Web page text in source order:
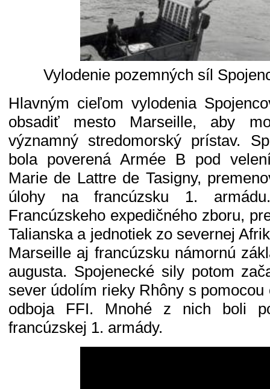
Vylodenie pozemných síl
Hlavným cieľom vylodenia
obsadiť mesto Marseille, aby
významný stredomorský prístav.
bola poverená Armée B pod
Marie de Lattre de Tasigny,
úlohy na francúzsku 1.
Francúzskeho expedičného zboru,
Talianska a jednotiek zo severnej
Marseille aj francúzsku námornú
augusta. Spojenecké sily potom
sever údolím rieky Rhôny s pomocou
odboja FFI. Mnohé z nich boli
francúzskej 1. armády.